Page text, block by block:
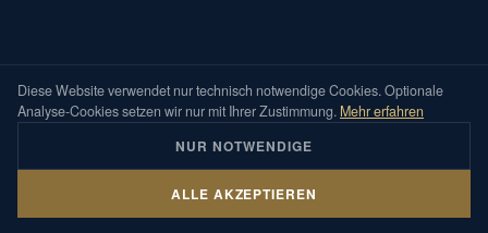
S T
Schneider Theißing GmbH. Technisch
wirtschaftliche Beratung für Bauprojekte,
Immobilienentscheidungen und mittelständische
Unternehmen in Rhein-Main, Rhein-Neckar und
Diese Website verwendet nur technisch notwendige Cookies. Optionale
Analyse-Cookies setzen wir nur mit Ihrer Zustimmung. Mehr erfahren
NUR NOTWENDIGE
ALLE AKZEPTIEREN